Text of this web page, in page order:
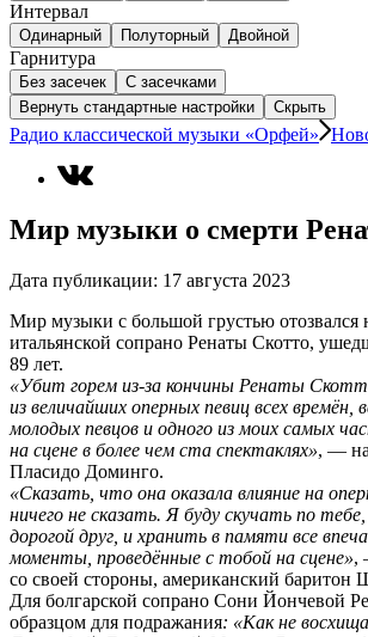
Интервал
Одинарный Полуторный Двойной
Гарнитура
Без засечек
С засечками
Вернуть стандартные настройки
Скрыть
Радио классической музыки «Орфей»
Мир музыки о смерти
Дата публикации: 17 августа 2023
Мир музыки с большой грустью отозвался
итальянской сопрано Ренаты Скотто,
89 лет.
«Убит горем из-за кончины Ренаты
из величайших оперных певиц всех времён,
молодых певцов и одного из моих самых
на сцене в более чем ста спектаклях», —
Пласидо Доминго.
«Сказать, что она оказала влияние на
ничего не сказать. Я буду скучать по
дорогой друг, и хранить в памяти все
моменты, проведённые с тобой на сцене»,
со своей стороны, американский
Для болгарской сопрано Сони Йончевой
образцом для подражания: «Как не